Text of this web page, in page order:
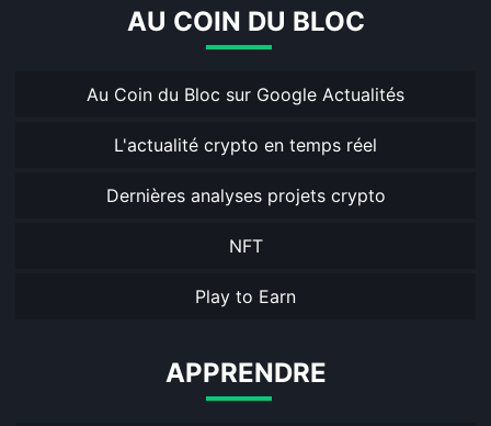
AU COIN DU BLOC
Au Coin du Bloc sur Google Actualités
L'actualité crypto en temps réel
Dernières analyses projets crypto
NFT
Play to Earn
APPRENDRE